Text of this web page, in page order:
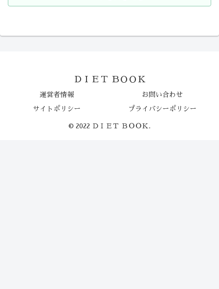
ＤＩＥＴ ＢＯＯＫ
運営者情報 お問い合わせ
サイトポリシー プライバシーポリシー
© 2022 ＤＩＥＴ ＢＯＯＫ.